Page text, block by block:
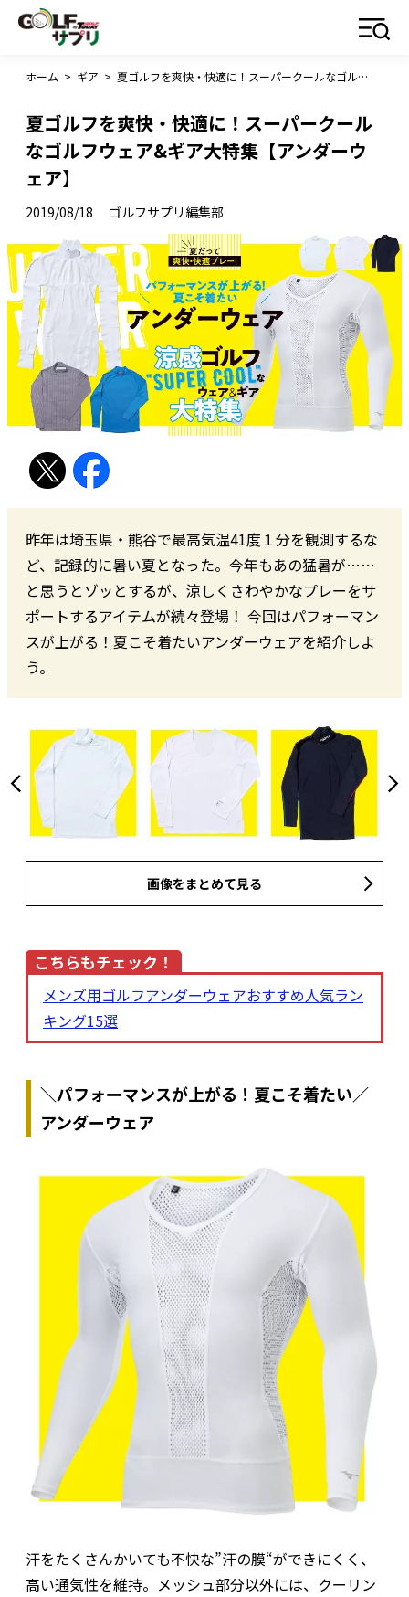
ホーム > ギア > 夏ゴルフを爽快・快適に！スーパークールなゴルフウェア&ギア大特集【アンダーウェア】
夏ゴルフを爽快・快適に！スーパークール
なゴルフウェア&ギア大特集【アンダーウ
ェア】
2019/08/18 ゴルフサプリ編集部
昨年は埼玉県・熊谷で最高気温41度１分を観測するな
ど、記録的に暑い夏となった。今年もあの猛暑が……
と思うとゾッとするが、涼しくさわやかなプレーをサ
ポートするアイテムが続々登場！ 今回はパフォーマン
スが上がる！夏こそ着たいアンダーウェアを紹介しよ
う。
画像をまとめて見る
こちらもチェック！
メンズ用ゴルフアンダーウェアおすすめ人気ラン
キング15選
＼パフォーマンスが上がる！夏こそ着たい／
アンダーウェア
汗をたくさんかいても不快な”汗の膜“ができにくく、
高い通気性を維持。メッシュ部分以外には、クーリン